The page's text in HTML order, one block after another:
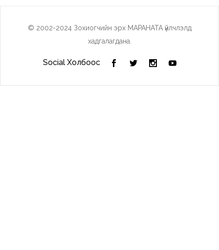
© 2002-2024 Зохиогчийн эрх МАРАНАТА үйлчлэлд
хадгалагдана.
Social Холбоос